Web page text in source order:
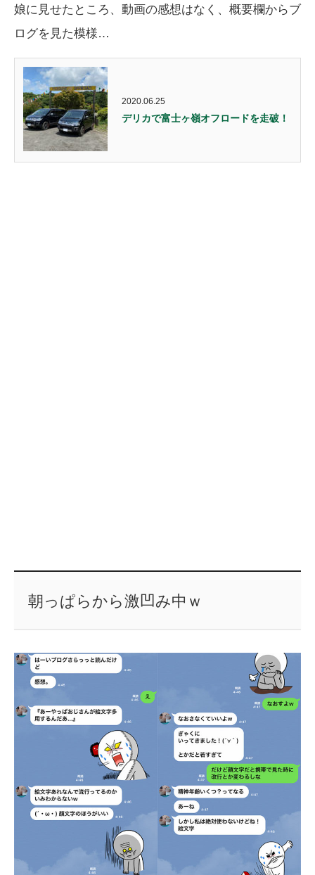
娘に見せたところ、動画の感想はなく、概要欄からブ
ログを見た模様…
2020.06.25
デリカで富士ヶ嶺オフロードを走破！
朝っぱらから激凹み中ｗ